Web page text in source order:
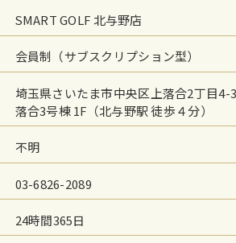
SMART GOLF 北与野店
会員制（サブスクリプション型）
埼玉県さいたま市中央区上落合2丁目4-
落合3号棟 1F（北与野駅 徒歩４分）
不明
03-6826-2089
24時間365日